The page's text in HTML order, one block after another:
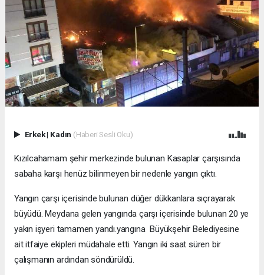
Erkek| Kadın (Haberi Sesli Oku)
Kızılcahamam şehir merkezinde bulunan Kasaplar çarşısında
sabaha karşı henüz bilinmeyen bir nedenle yangın çıktı.
Yangın çarşı içerisinde bulunan düğer dükkanlara sıçrayarak
büyüdü. Meydana gelen yangında çarşı içerisinde bulunan 20 ye
yakın işyeri tamamen yandı.yangına Büyükşehir Belediyesine
ait itfaiye ekipleri müdahale etti. Yangın iki saat süren bir
çalışmanın ardından söndürüldü.